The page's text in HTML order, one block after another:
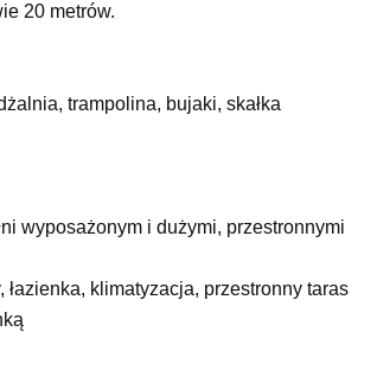
20 metrów.
trampolina, bujaki, skałka
wyposażonym i dużymi, przestronnymi
klimatyzacja, przestronny taras